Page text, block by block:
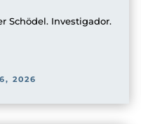
Schödel. Investigador.
2026